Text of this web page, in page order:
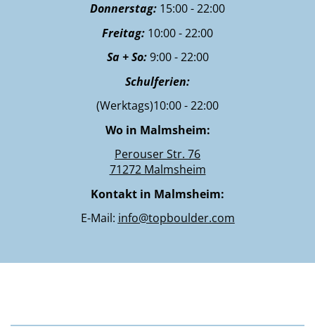
Donnerstag: 15:00 - 22:00
Freitag: 10:00 - 22:00
Sa + So:9:00 - 22:00
Schulferien:
(Werktags)10:00 - 22:00
Wo in Malmsheim:
Perouser Str. 76
71272 Malmsheim
Kontakt in Malmsheim:
E-Mail: info@topboulder.com